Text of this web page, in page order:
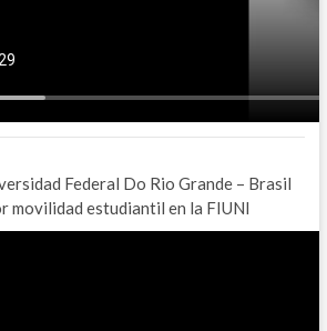
Federal Do Rio Grande – Brasil
movilidad estudiantil en la FIUNI